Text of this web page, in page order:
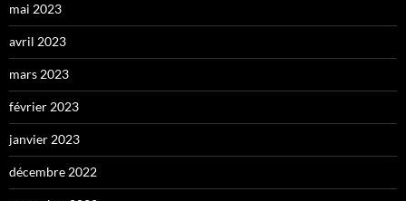
mai 2023
avril 2023
mars 2023
février 2023
janvier 2023
décembre 2022